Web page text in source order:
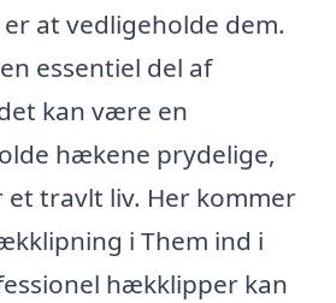
at vedligeholde dem.
essentiel del af
kan være en
hækene prydelige,
travlt liv. Her kommer
i Them ind i
hækklipper kan